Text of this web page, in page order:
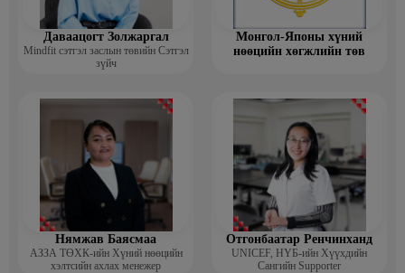
Даваацогт Золжаргал
Mindfit сэтгэл заслын төвийн Сэтгэл
зүйч
Монгол-Японы хүний
нөөцийн хөгжлийн төв
Нямжав Баясмаа
АЗЗА ТӨХК-ийн Хүний нөөцийн
хэлтсийн ахлах менежер
Отгонбаатар Ренчинханд
UNIСЕF, НҮБ-ийн Хүүхдийн
Сангийн Supporter